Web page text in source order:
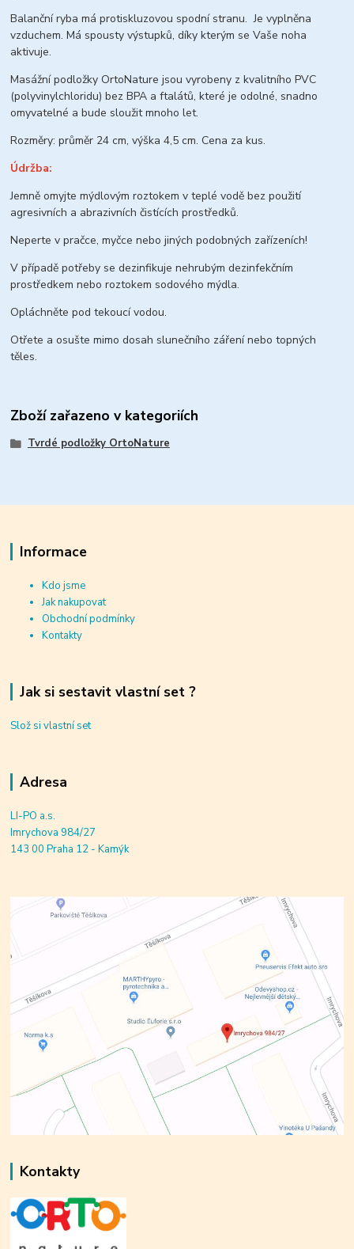
Balanční ryba má protiskluzovou spodní stranu. Je vyplněna
vzduchem. Má spousty výstupků, díky kterým se Vaše noha
aktivuje.
Masážní podložky OrtoNature jsou vyrobeny z kvalitního PVC
(polyvinylchloridu) bez BPA a ftalátů, které je odolné, snadno
omyvatelné a bude sloužit mnoho let.
Rozměry: průměr 24 cm, výška 4,5 cm. Cena za kus.
Údržba:
Jemně omyjte mýdlovým roztokem v teplé vodě bez použití
agresivních a abrazivních čistících prostředků.
Neperte v pračce, myčce nebo jiných podobných zařízeních!
V případě potřeby se dezinfikuje nehrubým dezinfekčním
prostředkem nebo roztokem sodového mýdla.
Opláchněte pod tekoucí vodou.
Otřete a osušte mimo dosah slunečního záření nebo topných
těles.
Zboží zařazeno v kategoriích
Tvrdé podložky OrtoNature
Informace
Kdo jsme
Jak nakupovat
Obchodní podmínky
Kontakty
Jak si sestavit vlastní set ?
Slož si vlastní set
Adresa
LI-PO a.s.
Imrychova 984/27
143 00 Praha 12 - Kamýk
Kontakty